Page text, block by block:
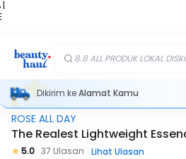
|
8.8 ALL PRODUK LOKAL
Dikirim keAlamat Kamu
Stok Habis
ROSE ALL DAY
The Realest Lightweight
5.0 37 Ulasan Lihat Ulasan